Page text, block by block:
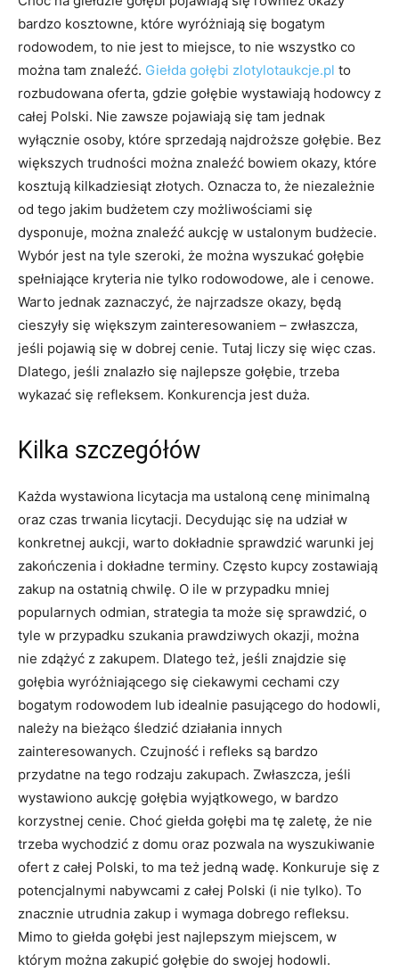
bardzo kosztowne, które wyróżniają się bogatym
rodowodem, to nie jest to miejsce, to nie wszystko co
można tam znaleźć. Giełda gołębi zlotylotaukcje.pl to
rozbudowana oferta, gdzie gołębie wystawiają hodowcy z
całej Polski. Nie zawsze pojawiają się tam jednak
wyłącznie osoby, które sprzedają najdroższe gołębie. Bez
większych trudności można znaleźć bowiem okazy, które
kosztują kilkadziesiąt złotych. Oznacza to, że niezależnie
od tego jakim budżetem czy możliwościami się
dysponuje, można znaleźć aukcję w ustalonym budżecie.
Wybór jest na tyle szeroki, że można wyszukać gołębie
spełniające kryteria nie tylko rodowodowe, ale i cenowe.
Warto jednak zaznaczyć, że najrzadsze okazy, będą
cieszyły się większym zainteresowaniem – zwłaszcza,
jeśli pojawią się w dobrej cenie. Tutaj liczy się więc czas.
Dlatego, jeśli znalazło się najlepsze gołębie, trzeba
wykazać się refleksem. Konkurencja jest duża.
Kilka szczegółów
Każda wystawiona licytacja ma ustaloną cenę minimalną
oraz czas trwania licytacji. Decydując się na udział w
konkretnej aukcji, warto dokładnie sprawdzić warunki jej
zakończenia i dokładne terminy. Często kupcy zostawiają
zakup na ostatnią chwilę. O ile w przypadku mniej
popularnych odmian, strategia ta może się sprawdzić, o
tyle w przypadku szukania prawdziwych okazji, można
nie zdążyć z zakupem. Dlatego też, jeśli znajdzie się
gołębia wyróżniającego się ciekawymi cechami czy
bogatym rodowodem lub idealnie pasującego do hodowli,
należy na bieżąco śledzić działania innych
zainteresowanych. Czujność i refleks są bardzo
przydatne na tego rodzaju zakupach. Zwłaszcza, jeśli
wystawiono aukcję gołębia wyjątkowego, w bardzo
korzystnej cenie. Choć giełda gołębi ma tę zaletę, że nie
trzeba wychodzić z domu oraz pozwala na wyszukiwanie
ofert z całej Polski, to ma też jedną wadę. Konkuruje się z
potencjalnymi nabywcami z całej Polski (i nie tylko). To
znacznie utrudnia zakup i wymaga dobrego refleksu.
Mimo to giełda gołębi jest najlepszym miejscem, w
którym można zakupić gołębie do swojej hodowli.